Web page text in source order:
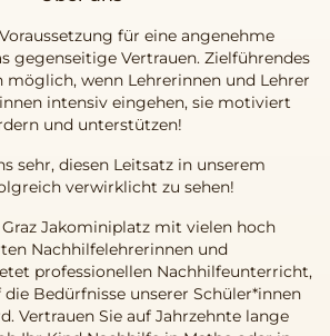
für eine angenehme
gegenseitige Vertrauen. Zielführendes
möglich, wenn Lehrerinnen und Lehrer
intensiv eingehen, sie motiviert
und unterstützen!
sehr, diesen Leitsatz in unserem
verwirklicht zu sehen!
Graz Jakominiplatz mit vielen hoch
Nachhilfelehrerinnen und
professionellen Nachhilfeunterricht,
Bedürfnisse unserer Schüler*innen
Vertrauen Sie auf Jahrzehnte lange